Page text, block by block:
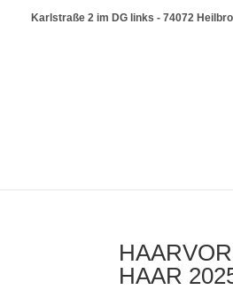
Karlstraße 2 im DG links - 74072
HAAR